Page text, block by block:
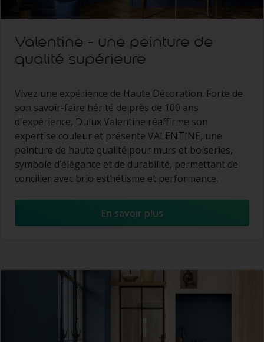
Valentine - une peinture de
qualité supérieure
Vivez une expérience de Haute Décoration. Forte de
son savoir-faire hérité de près de 100 ans
d'expérience, Dulux Valentine réaffirme son
expertise couleur et présente VALENTINE, une
peinture de haute qualité pour murs et boiseries,
symbole d’élégance et de durabilité, permettant de
concilier avec brio esthétisme et performance.
En savoir plus